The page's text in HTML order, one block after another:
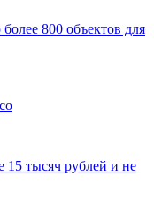
800 объектов для
15 тысяч рублей и не